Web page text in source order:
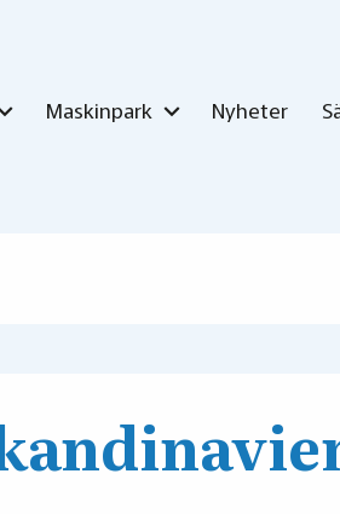
Maskinpark Nyheter